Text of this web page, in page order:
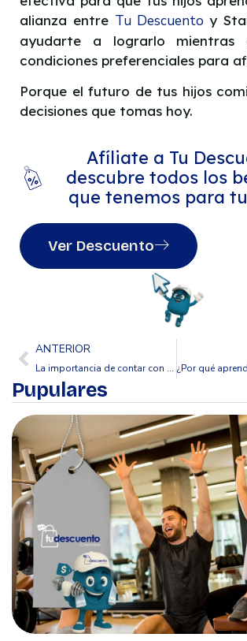
alianza entre Tu Descuento y
ayudarte a lograrlo mientras
condiciones preferenciales para
Porque el futuro de tus hijos
decisiones que tomas hoy.
Afíliate a Tu
descubre todos los
que tenemos para
Ver Descuento
ANTERIOR
La importancia de contar con asesoría jurídica profesional y cómo ahorrar en el proceso con Tu Descuento
Pupulares